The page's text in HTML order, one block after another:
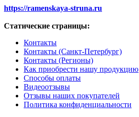
https://ramenskaya-struna.ru
Статические страницы:
Контакты
Контакты (Санкт-Петербург)
Контакты (Регионы)
Как приобрести нашу продукцию
Способы оплаты
Видеоотзывы
Отзывы наших покупателей
Политика конфиденциальности